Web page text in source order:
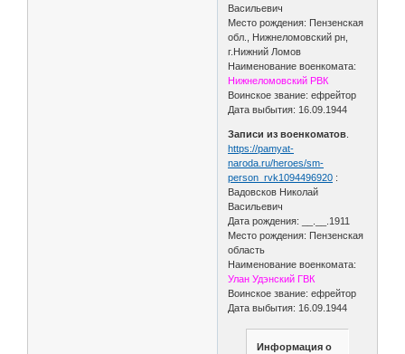
Васильевич
Место рождения: Пензенская
обл., Нижнеломовский рн,
г.Нижний Ломов
Наименование военкомата:
Нижнеломовский РВК
Воинское звание: ефрейтор
Дата выбытия: 16.09.1944
Записи из военкоматов
https://pamyat-
naroda.ru/heroes/sm-
person_rvk1094496920 :
Вадовсков Николай
Васильевич
Дата рождения: __.__.1911
Место рождения: Пензенская
область
Наименование военкомата:
Улан Удэнский ГВК
Воинское звание: ефрейтор
Дата выбытия: 16.09.1944
Информация о